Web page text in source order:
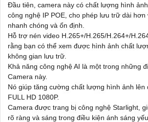
Đầu tiên, camera này có chất lượng hình
công nghệ IP POE, cho phép lưu trữ dài hơn
nhanh chóng và ổn định.
Hỗ trợ nén video H.265+/H.265/H.264+/
rằng bạn có thể xem được hình ảnh chất
không gian lưu trữ.
Khả năng công nghệ AI là một trong những
Camera này.
Nó giúp tăng cường chất lượng hình ảnh lên
FULL HD 1080P.
Camera được trang bị công nghệ Starlight,
rõ ràng và sáng trong điều kiện ánh sáng